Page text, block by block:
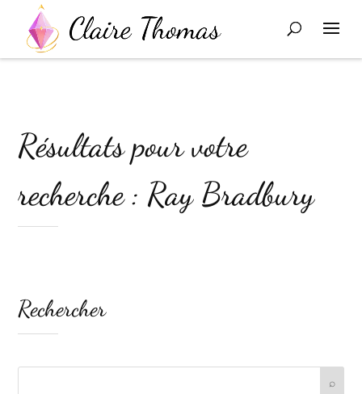
Résultats pour votre
recherche : Ray Bradbury
Rechercher